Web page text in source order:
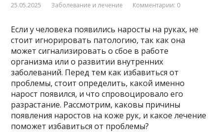
25.05.2025 Заболевание и лечение Комментарии: 0
Если у человека появились наросты на руках, не
стоит игнорировать патологию, так как она
может сигнализировать о сбое в работе
организма или о развитии внутренних
заболеваний. Перед тем как избавиться от
проблемы, стоит определить, какой именно
нарост появился, и что спровоцировало его
разрастание. Рассмотрим, каковы причины
появления наростов на коже рук, и какое лечение
поможет избавиться от проблемы?